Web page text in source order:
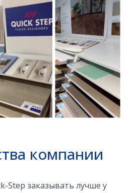
компании
Step заказывать лучше у